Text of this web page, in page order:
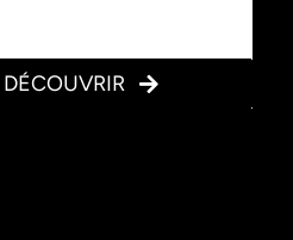
DÉCOUVRIR